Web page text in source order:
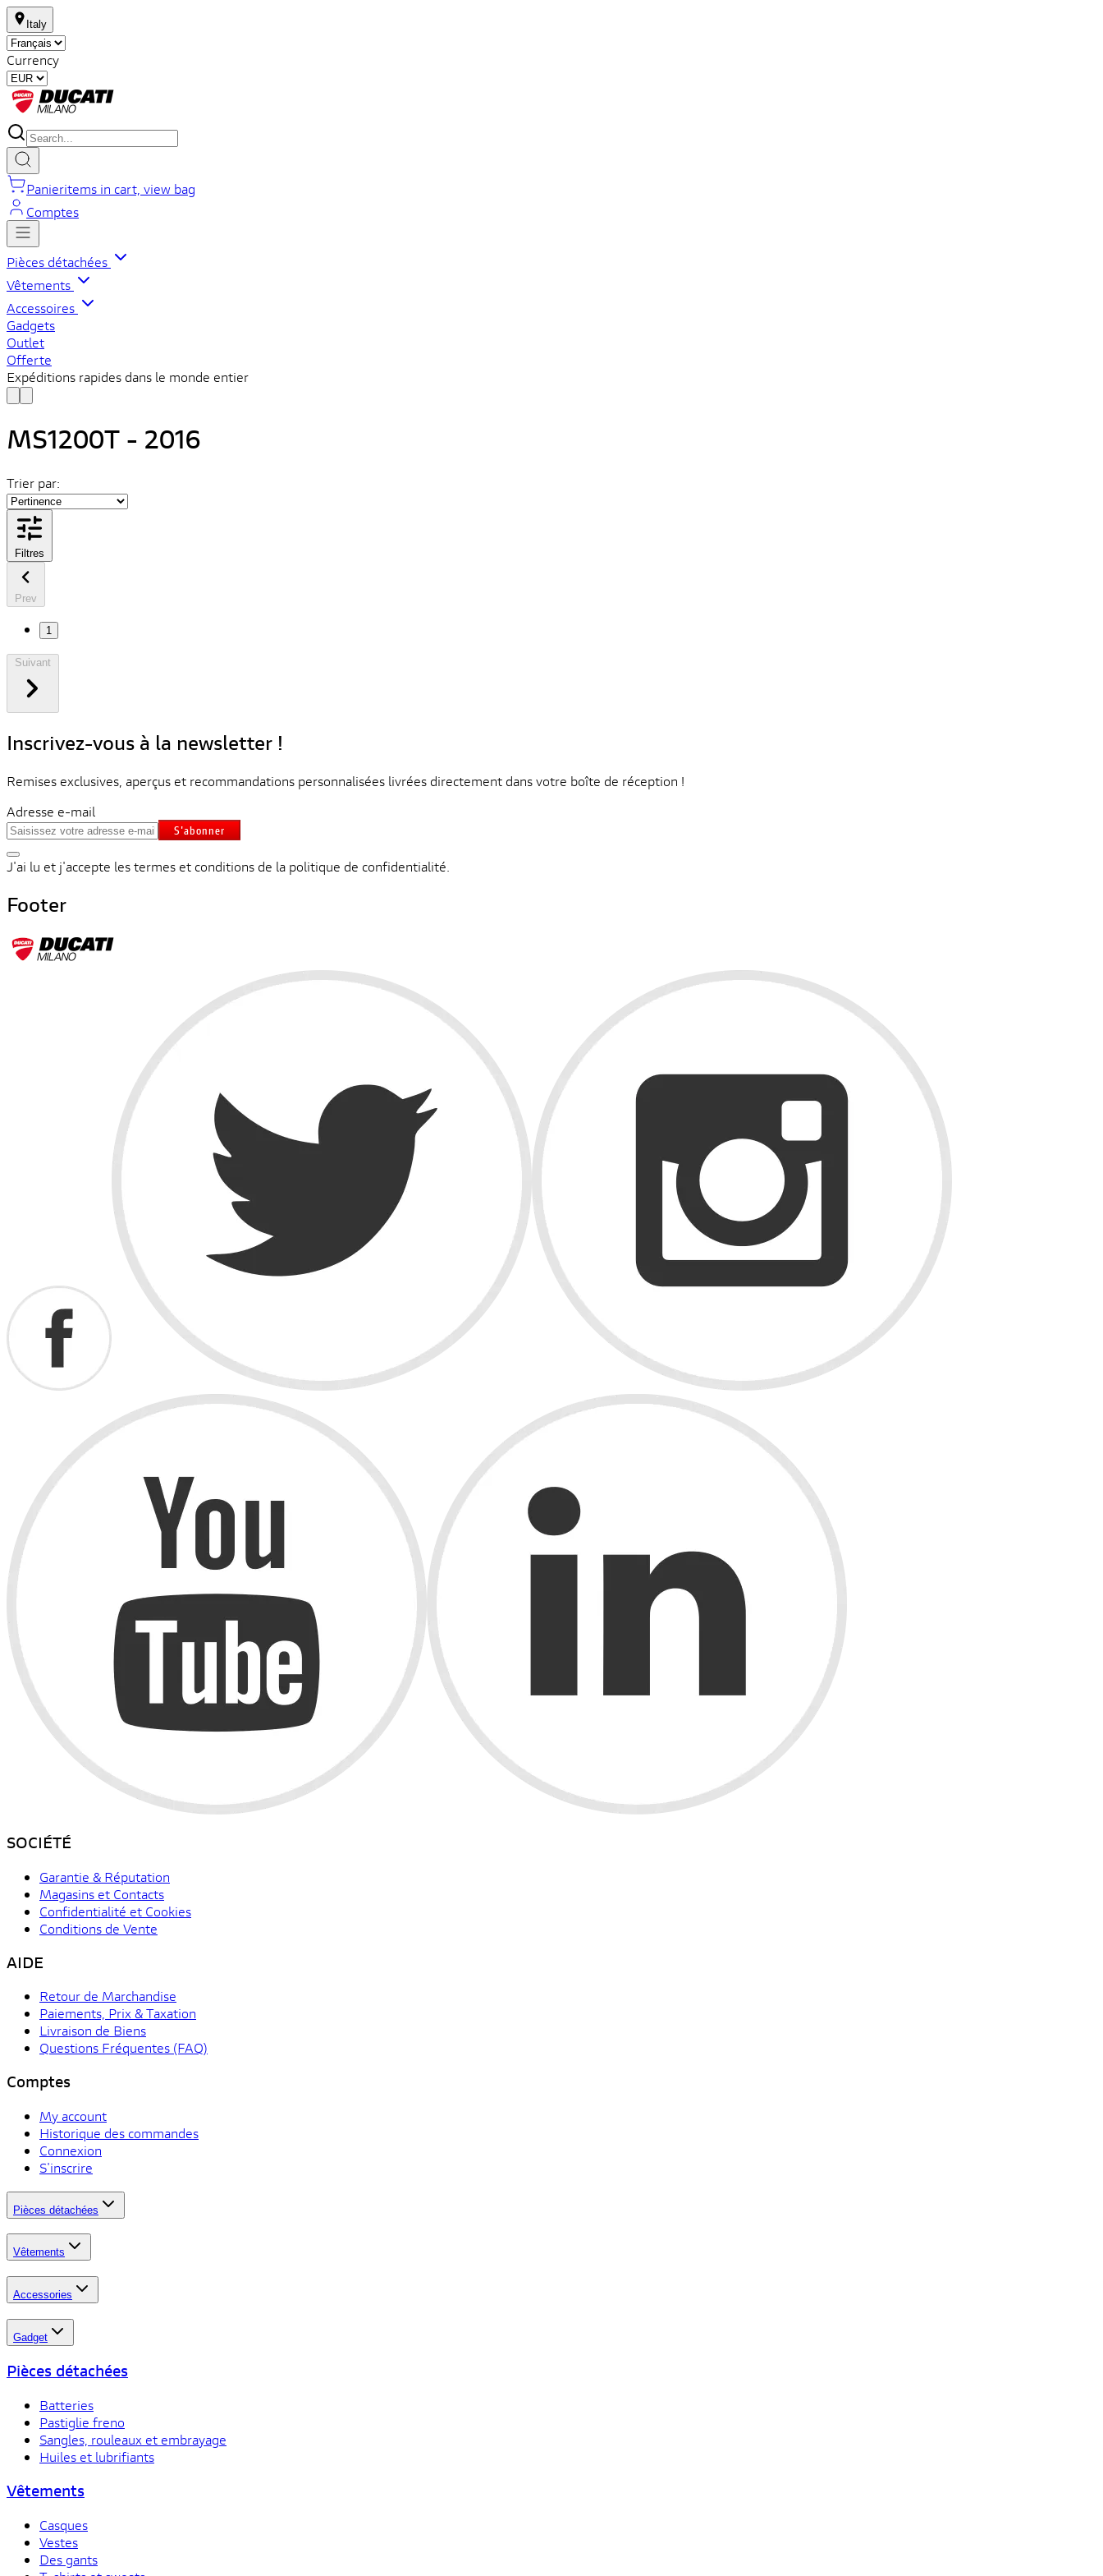
Italy
Currency
Panieritems in cart, view bag
Comptes
Pièces détachées
Vêtements
Accessoires
Gadgets
Outlet
Offerte
Expéditions rapides dans le monde entier
MS1200T - 2016
Trier par:
Filtres
Prev
1
Inscrivez-vous à la newsletter !
Remises exclusives, aperçus et recommandations personnalisées livrées directement dans votre boîte de réception !
Adresse e-mail
S'abonner
J'ai lu et j'accepte les termes et conditions de la politique de confidentialité.
Footer
SOCIÉTÉ
Garantie & Réputation
Magasins et Contacts
Confidentialité et Cookies
Conditions de Vente
AIDE
Retour de Marchandise
Paiements, Prix & Taxation
Livraison de Biens
Questions Fréquentes (FAQ)
Comptes
My account
Historique des commandes
Connexion
S'inscrire
Pièces détachées
Vêtements
Accessories
Gadget
Pièces détachées
Batteries
Pastiglie freno
Sangles, rouleaux et embrayage
Huiles et lubrifiants
Vêtements
Casques
Vestes
Des gants